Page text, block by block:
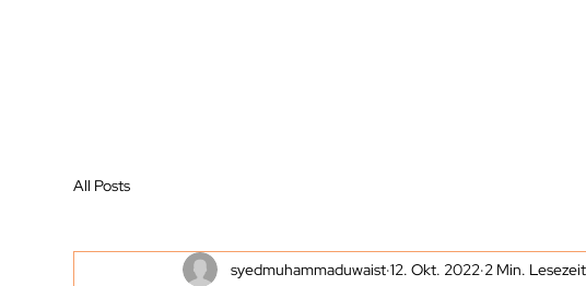
All Posts
syedmuhammaduwaist 12. Okt. 2022 2 Min. Lesezeit